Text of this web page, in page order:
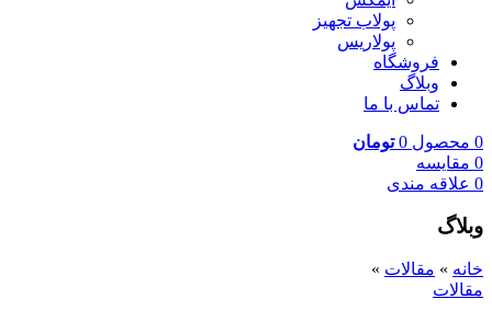
پولاب تجهیز
پولاریس
فروشگاه
وبلاگ
تماس با ما
0 محصول 0 تومان
0 مقایسه
0 علاقه مندی
وبلاگ
خانه » مقالات »
مقالات